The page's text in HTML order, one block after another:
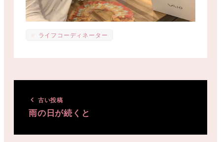
ライフコーディネーター
古い投稿
雨の日が続くと